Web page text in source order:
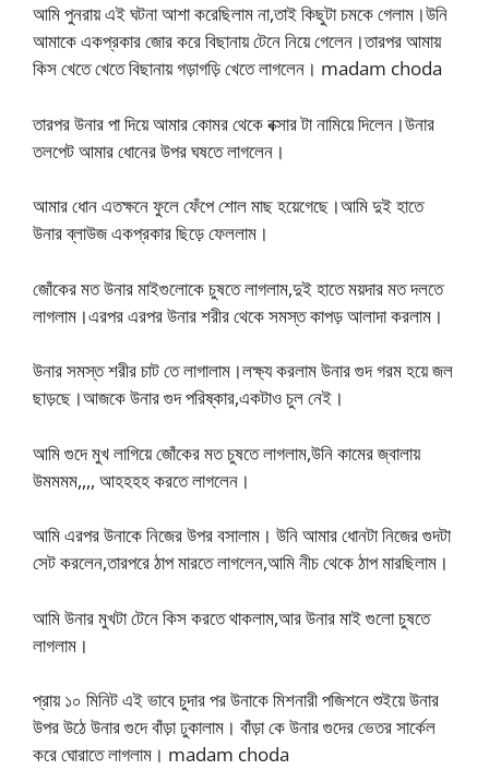
আমি পুনরায় এই ঘটনা আশা করেছিলাম না,তাই কিছুটা চমকে গেলাম।উনি
আমাকে একপ্রকার জোর করে বিছানায় টেনে নিয়ে গেলেন।তারপর আমায়
কিস খেতে খেতে বিছানায় গড়াগড়ি খেতে লাগলেন। madam choda
তারপর উনার পা দিয়ে আমার কোমর থেকে বক্সার টা নামিয়ে দিলেন।উনার
তলপেট আমার ধোনের উপর ঘষতে লাগলেন।
আমার ধোন এতক্ষনে ফুলে ফেঁপে শোল মাছ হয়েগেছে।আমি দুই হাতে
উনার ব্লাউজ একপ্রকার ছিড়ে ফেললাম।
জোঁকের মত উনার মাইগুলোকে চুষতে লাগলাম,দুই হাতে ময়দার মত দলতে
লাগলাম।এরপর এরপর উনার শরীর থেকে সমস্ত কাপড় আলাদা করলাম।
উনার সমস্ত শরীর চাট তে লাগালাম।লক্ষ্য করলাম উনার গুদ গরম হয়ে জল
ছাড়ছে।আজকে উনার গুদ পরিষ্কার,একটাও চুল নেই।
আমি গুদে মুখ লাগিয়ে জোঁকের মত চুষতে লাগলাম,উনি কামের জ্বালায়
উমমমম,,,, আহহহহ করতে লাগলেন।
আমি এরপর উনাকে নিজের উপর বসালাম। উনি আমার ধোনটা নিজের গুদটা
সেট করলেন,তারপরে ঠাপ মারতে লাগলেন,আমি নীচ থেকে ঠাপ মারছিলাম।
আমি উনার মুখটা টেনে কিস করতে থাকলাম,আর উনার মাই গুলো চুষতে
লাগলাম।
প্রায় ১০ মিনিট এই ভাবে চুদার পর উনাকে মিশনারী পজিশনে শুইয়ে উনার
উপর উঠে উনার গুদে বাঁড়া ঢুকালাম। বাঁড়া কে উনার গুদের ভেতর সার্কেল
করে ঘোরাতে লাগলাম। madam choda